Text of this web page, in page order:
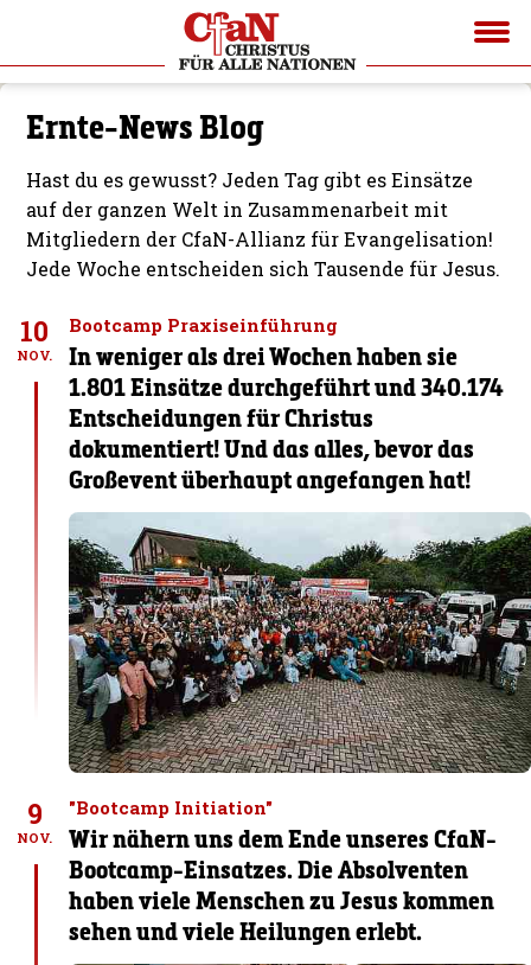
Ernte-News Blog
Hast du es gewusst? Jeden Tag gibt es Einsätze
auf der ganzen Welt in Zusammenarbeit mit
Mitgliedern der CfaN-Allianz für Evangelisation!
Jede Woche entscheiden sich Tausende für Jesus.
10
NOV.
Bootcamp Praxiseinführung
In weniger als drei Wochen haben sie
1.801 Einsätze durchgeführt und 340.174
Entscheidungen für Christus
dokumentiert! Und das alles, bevor das
Großevent überhaupt angefangen hat!
9
NOV.
"Bootcamp Initiation"
Wir nähern uns dem Ende unseres CfaN-
Bootcamp-Einsatzes. Die Absolventen
haben viele Menschen zu Jesus kommen
sehen und viele Heilungen erlebt.